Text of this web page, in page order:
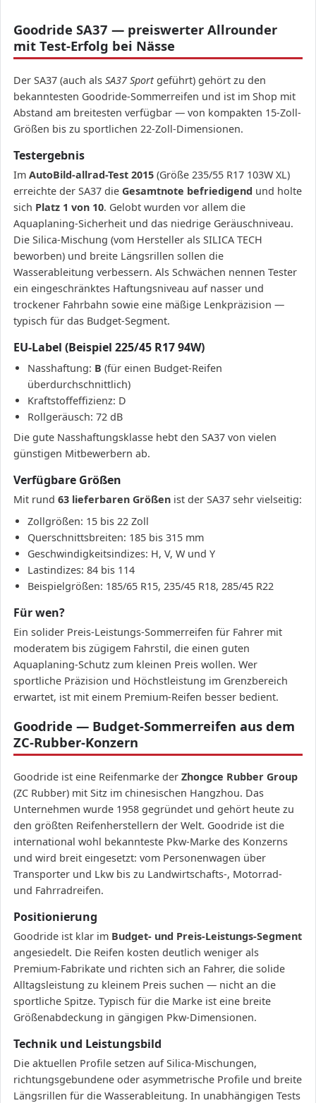
Goodride SA37 — preiswerter Allrounder
mit Test-Erfolg bei Nässe
Der SA37 (auch als SA37 Sportgeführt) gehört zu den
bekanntesten Goodride-Sommerreifen und ist im Shop mit
Abstand am breitesten verfügbar — von kompakten 15-Zoll-
Größen bis zu sportlichen 22-Zoll-Dimensionen.
Testergebnis
Im AutoBild-allrad-Test 2015 (Größe 235/55 R17 103W XL)
erreichte der SA37 die Gesamtnote befriedigend und holte
sich Platz 1 von 10. Gelobt wurden vor allem die
Aquaplaning-Sicherheit und das niedrige Geräuschniveau.
Die Silica-Mischung (vom Hersteller als SILICA TECH
beworben) und breite Längsrillen sollen die
Wasserableitung verbessern. Als Schwächen nennen Tester
ein eingeschränktes Haftungsniveau auf nasser und
trockener Fahrbahn sowie eine mäßige Lenkpräzision —
typisch für das Budget-Segment.
EU-Label (Beispiel 225/45 R17 94W)
Nasshaftung: B (für einen Budget-Reifen
überdurchschnittlich)
Kraftstoffeffizienz: D
Rollgeräusch: 72 dB
Die gute Nasshaftungsklasse hebt den SA37 von vielen
günstigen Mitbewerbern ab.
Verfügbare Größen
Mit rund 63 lieferbaren Größen ist der SA37 sehr vielseitig:
Zollgrößen: 15 bis 22 Zoll
Querschnittsbreiten: 185 bis 315 mm
Geschwindigkeitsindizes: H, V, W und Y
Lastindizes: 84 bis 114
Beispielgrößen: 185/65 R15, 235/45 R18, 285/45 R22
Für wen?
Ein solider Preis-Leistungs-Sommerreifen für Fahrer mit
moderatem bis zügigem Fahrstil, die einen guten
Aquaplaning-Schutz zum kleinen Preis wollen. Wer
sportliche Präzision und Höchstleistung im Grenzbereich
erwartet, ist mit einem Premium-Reifen besser bedient.
Goodride — Budget-Sommerreifen aus dem
ZC-Rubber-Konzern
Goodride ist eine Reifenmarke der Zhongce Rubber Group
(ZC Rubber) mit Sitz im chinesischen Hangzhou. Das
Unternehmen wurde 1958 gegründet und gehört heute zu
den größten Reifenherstellern der Welt. Goodride ist die
international wohl bekannteste Pkw-Marke des Konzerns
und wird breit eingesetzt: vom Personenwagen über
Transporter und Lkw bis zu Landwirtschafts-, Motorrad-
und Fahrradreifen.
Positionierung
Goodride ist klar im Budget- und Preis-Leistungs-Segment
angesiedelt. Die Reifen kosten deutlich weniger als
Premium-Fabrikate und richten sich an Fahrer, die solide
Alltagsleistung zu kleinem Preis suchen — nicht an die
sportliche Spitze. Typisch für die Marke ist eine breite
Größenabdeckung in gängigen Pkw-Dimensionen.
Technik und Leistungsbild
Die aktuellen Profile setzen auf Silica-Mischungen,
richtungsgebundene oder asymmetrische Profile und breite
Längsrillen für die Wasserableitung. In unabhängigen Tests